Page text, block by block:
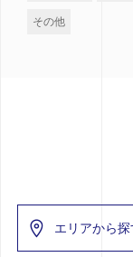
その他
エリアから探